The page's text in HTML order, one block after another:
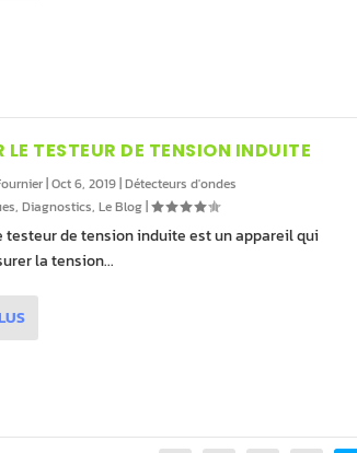
LE TESTEUR DE TENSION INDUITE
|Oct 6, 2019|Détecteurs d'ondes
, Diagnostics, Le Blog|
testeur de tension induite est un appareil qui
la tension...